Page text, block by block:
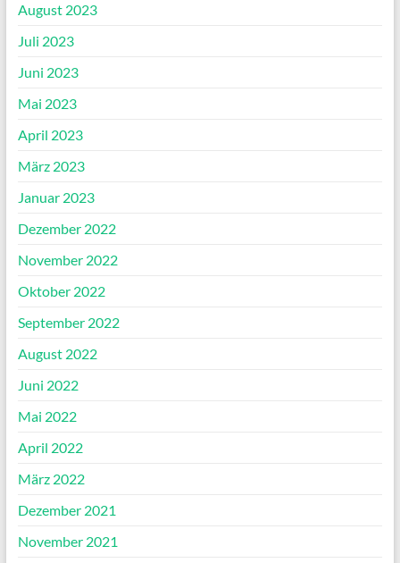
August 2023
Juli 2023
Juni 2023
Mai 2023
April 2023
März 2023
Januar 2023
Dezember 2022
November 2022
Oktober 2022
September 2022
August 2022
Juni 2022
Mai 2022
April 2022
März 2022
Dezember 2021
November 2021